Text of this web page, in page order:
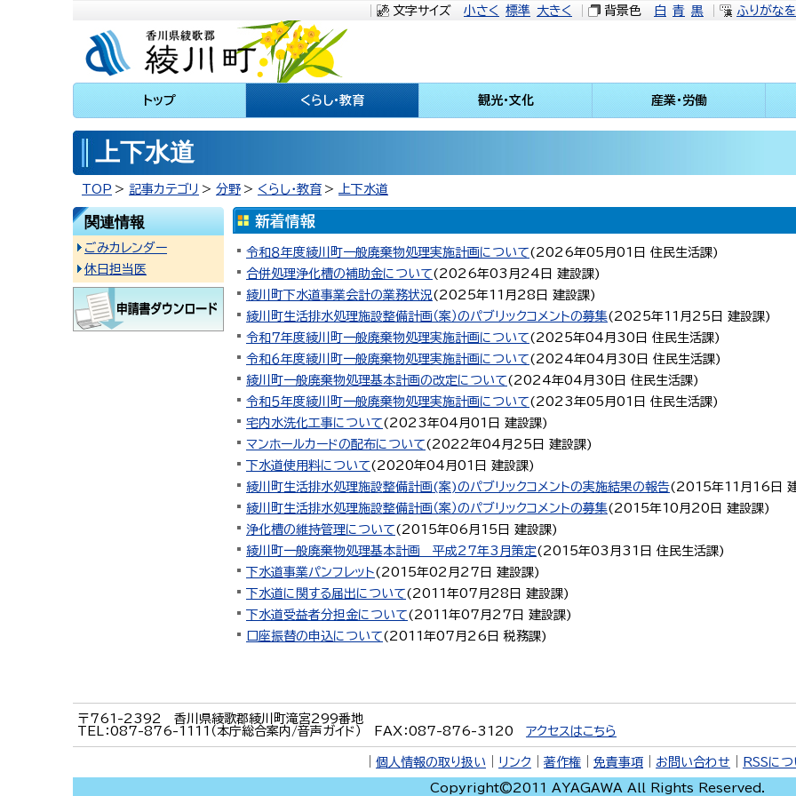
文字サイズ 小さく 標準 大きく 背景色 白 青 黒 ふりがな
川町
トップ くらし・教育 観光・文化 産業・労働
上下水道
TOP 記事カテゴリ 分野 くらし・教育 上下水道
令和８年度綾川町一般廃棄物処理実施計画について( 2026年05月01日 住民生活課)
合併処理浄化槽の補助金について( 2026年03月24日 建設課)
綾川町下水道事業会計の業務状況( 2025年11月28日 建設課)
綾川町生活排水処理施設整備計画（案）のパブリックコメントの募集( 2025年11月25日 建設課)
令和７年度綾川町一般廃棄物処理実施計画について( 2025年04月30日 住民生活課)
令和６年度綾川町一般廃棄物処理実施計画について( 2024年04月30日 住民生活課)
綾川町一般廃棄物処理基本計画の改定について( 2024年04月30日 住民生活課)
令和５年度綾川町一般廃棄物処理実施計画について( 2023年05月01日 住民生活課)
宅内水洗化工事について( 2023年04月01日 建設課)
マンホールカードの配布について( 2022年04月25日 建設課)
下水道使用料について( 2020年04月01日 建設課)
綾川町生活排水処理施設整備計画(案)のパブリックコメントの実施結果の報告( 2015年11月16日
綾川町生活排水処理施設整備計画（案）のパブリックコメントの募集( 2015年10月20日 建設課)
浄化槽の維持管理について( 2015年06月15日 建設課)
綾川町一般廃棄物処理基本計画 平成27年3月策定( 2015年03月31日 住民生活課)
下水道事業パンフレット( 2015年02月27日 建設課)
下水道に関する届出について( 2011年07月28日 建設課)
下水道受益者分担金について( 2011年07月27日 建設課)
口座振替の申込について( 2011年07月26日 税務課)
関連情報
ごみカレンダー
休日担当医
〒761-2392 香川県綾歌郡綾川町滝宮299番地
TEL：087-876-1111（本庁総合案内/音声ガイド） FAX：087-876-3120 アクセスはこちら
個人情報の取り扱い リンク 著作権 免責事項 お問い合わせ RSSにつ
Copyright©2011 AYAGAWA All Rights Reserved.